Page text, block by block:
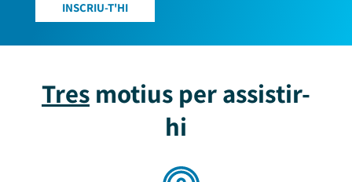
INSCRIU-T'HI
Tresmotius per assistir-
hi